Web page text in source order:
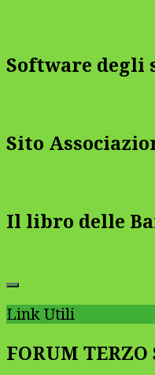
Software degli
Sito
Il libro delle
Link Utili
FORUM